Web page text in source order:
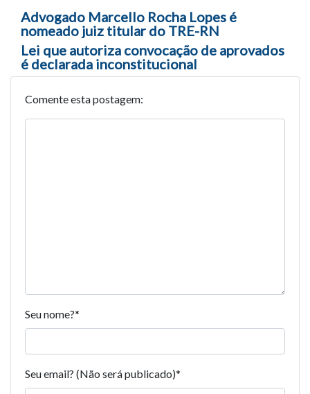
Navegação entre posts
Advogado Marcello Rocha Lopes é
nomeado juiz titular do TRE-RN
Lei que autoriza convocação de aprovados
é declarada inconstitucional
Comente esta postagem:
Seu nome?*
Seu email? (Não será publicado)*